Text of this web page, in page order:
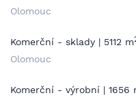
Olomouc
Komerční - sklady | 5112 m
Olomouc
Komerční - výrobní | 1656